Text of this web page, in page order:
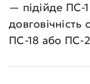
— підійде ПС-
ПС-18 або ПС-